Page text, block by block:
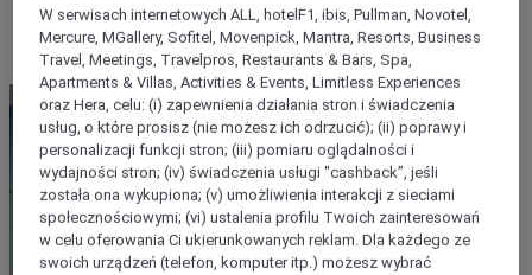
Strona główna
Wszystkie oferty
Wypoczywaj, tak jak lubisz
W serwisach internetowych ALL, hotelF1, ibis, Pullman, Novotel,
Mercure, MGallery, Sofitel, Movenpick, Mantra, Resorts, Business
Travel, Meetings, Travelpros, Restaurants & Bars, Spa,
Apartments & Villas, Activities & Events, Limitless Experiences
oraz Hera, celu: (i) zapewnienia działania stron i świadczenia
usług, o które prosisz (nie możesz ich odrzucić); (ii) poprawy i
personalizacji funkcji stron; (iii) pomiaru oglądalności i
wydajności stron; (iv) świadczenia usługi "cashback”, jeśli
została ona wykupiona; (v) umożliwienia interakcji z sieciami
społecznościowymi; (vi) ustalenia profilu Twoich zainteresowań
w celu oferowania Ci ukierunkowanych reklam. Dla każdego ze
swoich urządzeń (telefon, komputer itp.) możesz wybrać